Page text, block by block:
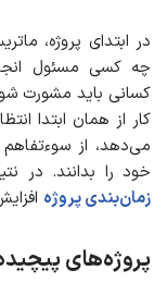
چه کسی مسئول
کسانی باید مشورت
کار از همان ابتدا
می‌دهد، از
خود را بدانند. در
زمان‌بندی پروژه
پروژه‌های